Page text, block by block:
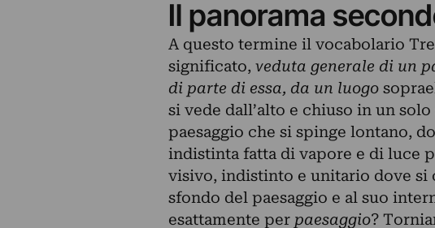
Il panorama
A questo termine il vocabolario
significato, veduta generale di un
di parte di essa, da un luogo
si vede dall’alto e chiuso in un
paesaggio che si spinge lontano,
indistinta fatta di vapore e di luce
visivo, indistinto e unitario dove si
sfondo del paesaggio e al suo
esattamente per paesaggio?